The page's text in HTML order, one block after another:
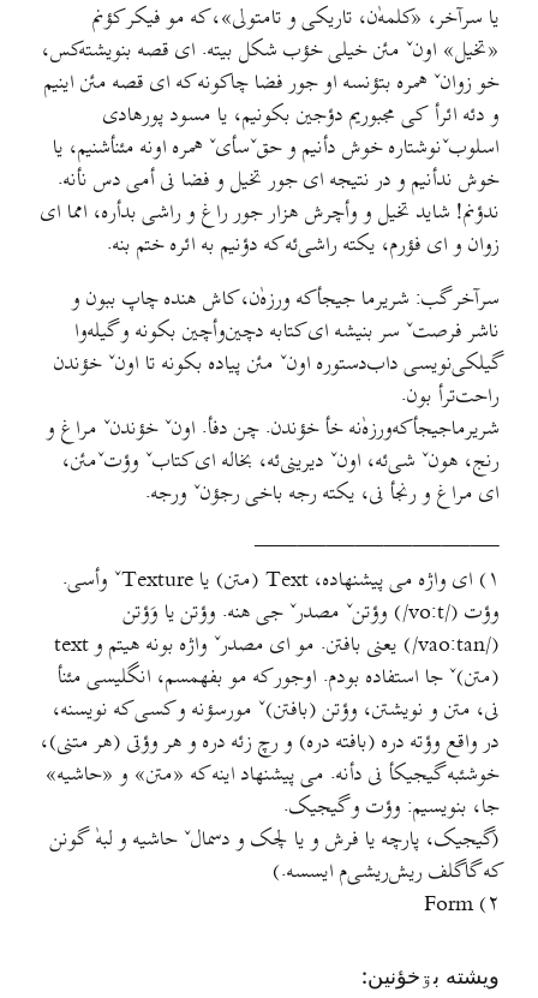
یا سرآخر، «کلمه‌ٰن، تاریکی و تامتولی»، که مو فیکر کؤنم
«تخیل» اونˇ مئن خیلی خؤب شکل بیته. ای قصه بنویشته‌کس،
خو زوانˇ همره بتؤنسه او جور فضا چاکونه که ای قصه مئن اینیم
و دئه ائرأ کی مجبوریم دؤجین بکونیم، یا مسود پورهادی
اسلوبˇنوشتاره خوش دأنیم و حقˇسأیˇ همره اونه مئنأشنیم، یا
خوش ندأنیم و در نتیجه ای جور تخیل و فضا نی أمی دس نأنه.
ندؤنم! شاید تخیل و وأچرش هزار جور راغ و راشی بدأره، امما ای
زوان و ای فؤرم، یکته راشی‌ئه که دؤنیم به ائره ختم بنه.
سرآخر گب: شریرما جیجأکه ورزه‌ٰن، کاش هنده چاپ ببون و
ناشر فرصتˇ سر بنیشه ای کتابه دچین‌وأچین بکونه و گیله‌وا
گیلکی‌نویسی داب‌دستوره اونˇ مئن پیاده بکونه تا اونˇ خؤندن
راحت‌ترأ بون.
شریرماجیجأکه‌ورزه‌ٰنه خأ خؤندن. چن دفأ. اونˇ خؤندنˇ مراغ و
رنج، هونˇ شی‌ئه، اونˇ دیرینی‌ئه، بخاله ای کتابˇ وؤتˇمئن،
ای مراغ و رنجأ نی، یکته رجه باخی رجؤنˇ ورجه.
————————–
۱) ای واژه می پیشنهاده، Text (متن) یا Textureˇ وأسی.
وؤت (/vo:t/) وؤتنˇ مصدرˇ جی هنه. وؤتن یا وَؤتن
(/vao:tan/) یعنی بافتن. مو ای مصدرˇ واژه بونه هیتم و text
(متن)ˇ جا استفاده بودم. اوجور که مو بفهمسم، انگلیسی مئنأ
نی، متن و نویشتن، وؤتن (بافتن)ˇ مورسؤنه و کسی که نویسنه،
در واقع وؤته دره (بافته دره) و رچ زئه دره و هر وؤتی (هر متنی)،
خوشئبه گیجیکأ نی دأنه. می پیشنهاد اینه که «متن» و «حاشیه»
جا، بنویسیم: وؤت و گیجیک.
(گیجیک، پارچه یا فرش و یا لچک و دسمالˇ حاشیه و لبهٰ گونن
که گاگلف ریش‌ریشی‌م ایسسه.)
۲) Form
ويشته بۊخؤنين: